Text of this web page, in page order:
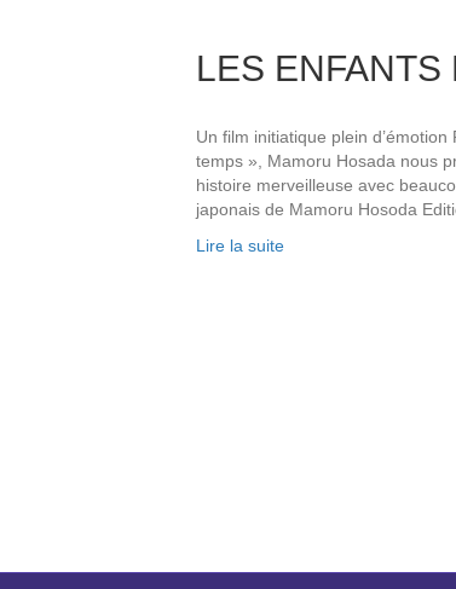
LES ENFANTS
Un film initiatique plein
temps », Mamoru Hosada nous
histoire merveilleuse avec
japonais de Mamoru Hosoda
Lire la suite